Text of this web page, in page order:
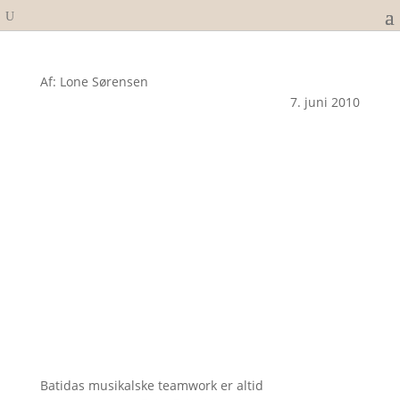
Af: Lone Sørensen
7. juni 2010
Batidas musikalske teamwork er altid